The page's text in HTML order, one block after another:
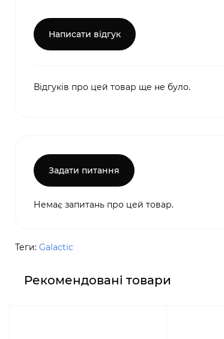
Написати відгук
Відгуків про цей товар ще не було.
Задати питання
Немає запитань про цей товар.
Теги: Galactic
Рекомендовані товари